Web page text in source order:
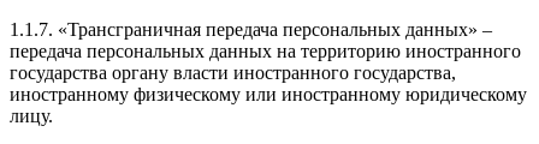
1.1.7. «Трансграничная передача персональных данных» –
передача персональных данных на территорию иностранного
государства органу власти иностранного государства,
иностранному физическому или иностранному юридическому
лицу.